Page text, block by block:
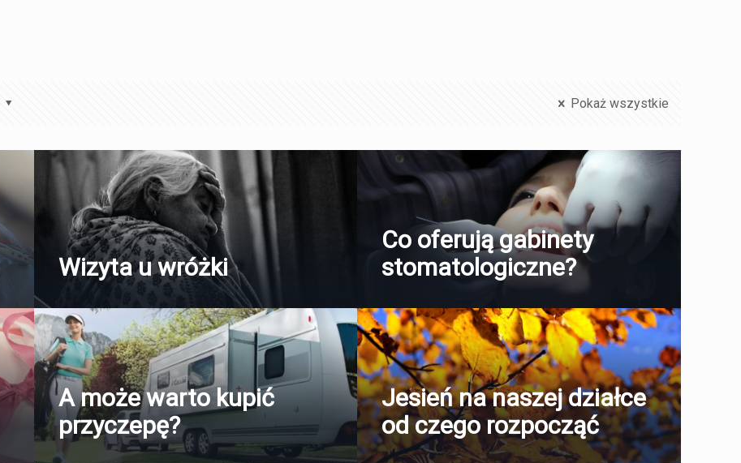
Pokaż wszystkie
Wizyta u wróżki
Co oferują gabinety
stomatologiczne?
A może warto kupić
przyczepę?
Jesień na naszej działce
od czego rozpocząć